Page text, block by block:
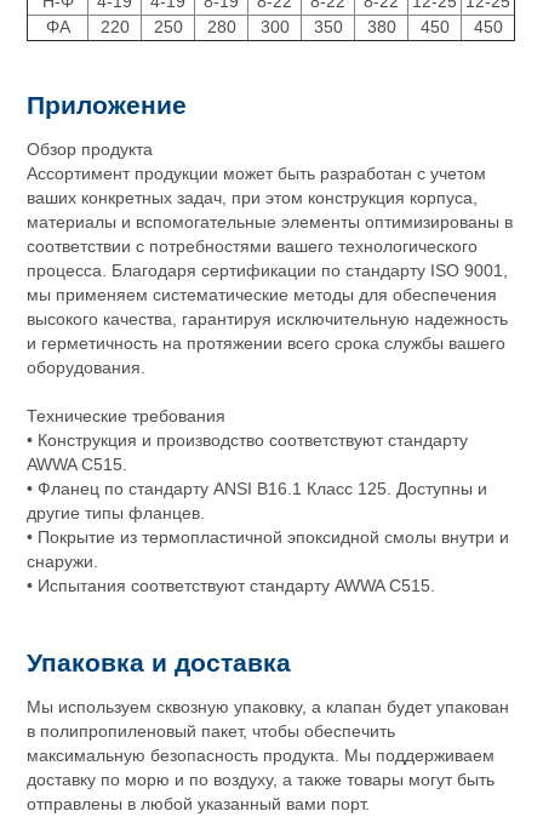
ΦA
220 250 280 300 350 380 450 450
Приложение
Обзор продукта
Ассортимент продукции может быть разработан с учетом
ваших конкретных задач, при этом конструкция корпуса,
материалы и вспомогательные элементы оптимизированы в
соответствии с потребностями вашего технологического
процесса. Благодаря сертификации по стандарту ISO 9001,
мы применяем систематические методы для обеспечения
высокого качества, гарантируя исключительную надежность
и герметичность на протяжении всего срока службы вашего
оборудования.
Технические требования
• Конструкция и производство соответствуют стандарту
AWWA C515.
• Фланец по стандарту ANSI B16.1 Класс 125. Доступны и
другие типы фланцев.
• Покрытие из термопластичной эпоксидной смолы внутри и
снаружи.
• Испытания соответствуют стандарту AWWA C515.
Упаковка и доставка
Мы используем сквозную упаковку, а клапан будет упакован
в полипропиленовый пакет, чтобы обеспечить
максимальную безопасность продукта. Мы поддерживаем
доставку по морю и по воздуху, а также товары могут быть
отправлены в любой указанный вами порт.